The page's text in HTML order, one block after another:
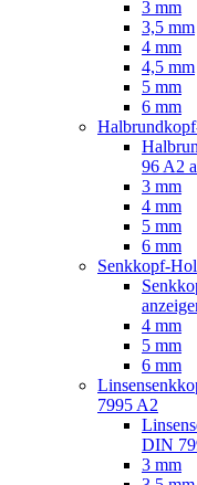
3 mm
3,5 mm
4 mm
4,5 mm
5 mm
6 mm
96 A2
3 mm
4 mm
5 mm
6 mm
Senkkopf-
4 mm
5 mm
6 mm
7995 A2
DIN
3 mm